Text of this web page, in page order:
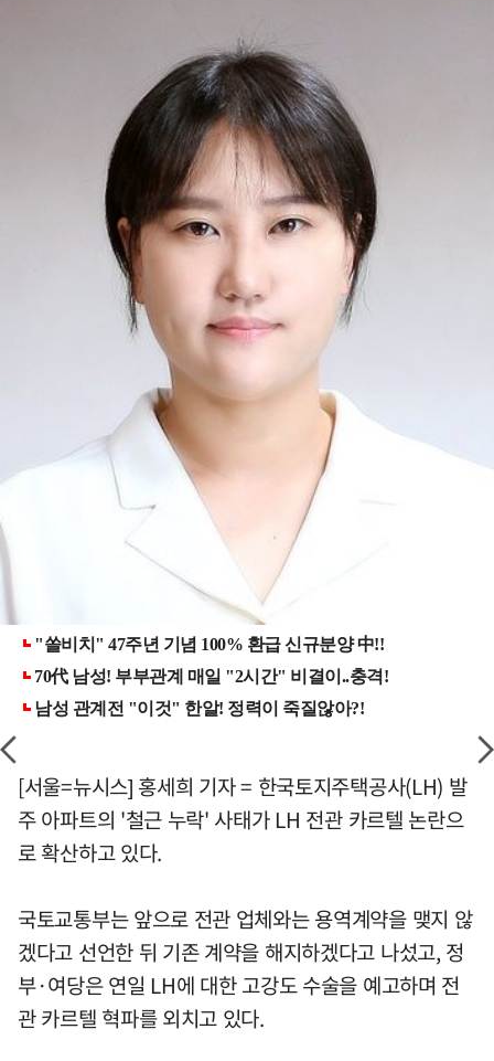
[서울=뉴시스] 홍세희 기자 = 한국토지주택공사(LH) 발
주 아파트의 '철근 누락' 사태가 LH 전관 카르텔 논란으
로 확산하고 있다.
국토교통부는 앞으로 전관 업체와는 용역계약을 맺지 않
겠다고 선언한 뒤 기존 계약을 해지하겠다고 나섰고, 정
부·여당은 연일 LH에 대한 고강도 수술을 예고하며 전
관 카르텔 혁파를 외치고 있다.